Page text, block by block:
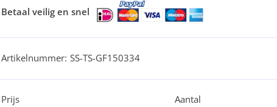
Betaal veilig en snel
Artikelnummer: SS-TS-GF150334
Prijs
Aantal